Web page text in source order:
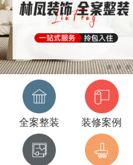
全案整装 装修案例